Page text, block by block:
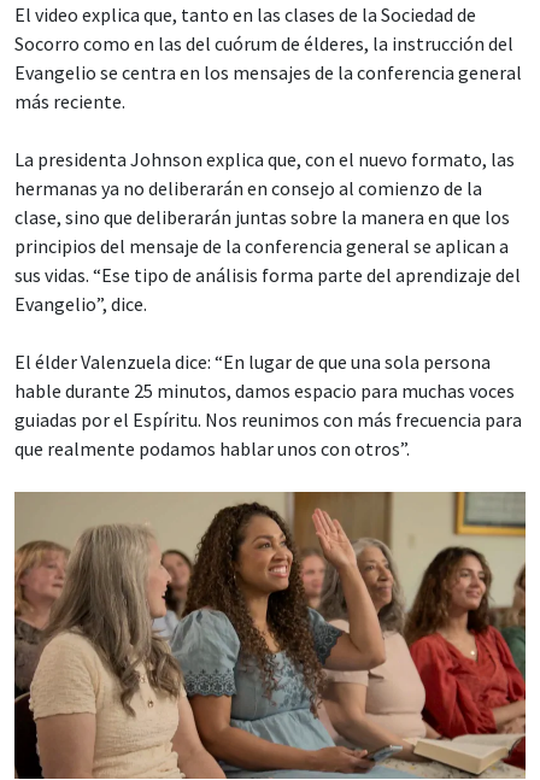
El video explica que, tanto en las clases de la Sociedad de
Socorro como en las del cuórum de élderes, la instrucción del
Evangelio se centra en los mensajes de la conferencia general
más reciente.
La presidenta Johnson explica que, con el nuevo formato, las
hermanas ya no deliberarán en consejo al comienzo de la
clase, sino que deliberarán juntas sobre la manera en que los
principios del mensaje de la conferencia general se aplican a
sus vidas. “Ese tipo de análisis forma parte del aprendizaje del
Evangelio”, dice.
El élder Valenzuela dice: “En lugar de que una sola persona
hable durante 25 minutos, damos espacio para muchas voces
guiadas por el Espíritu. Nos reunimos con más frecuencia para
que realmente podamos hablar unos con otros”.